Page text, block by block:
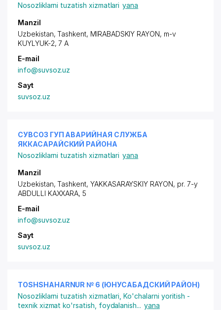
Nosozliklarni tuzatish xizmatlari yana
Manzil
Uzbekistan, Tashkent, MIRABADSKIY RAYON, m-v
KUYLYUK-2, 7 A
E-mail
info@suvsoz.uz
Sayt
suvsoz.uz
СУВСОЗ ГУП АВАРИЙНАЯ СЛУЖБА
ЯККАСАРАЙСКИЙ РАЙОНА
Nosozliklarni tuzatish xizmatlari yana
Manzil
Uzbekistan, Tashkent, YAKKASARAYSKIY RAYON, pr. 7-y
ABDULLI KAXXARA, 5
E-mail
info@suvsoz.uz
Sayt
suvsoz.uz
TOSHSHAHARNUR № 6 (ЮНУСАБАДСКИЙ РАЙОН)
Nosozliklarni tuzatish xizmatlari ,Ko'chalarni yoritish -
texnik xizmat ko'rsatish, foydalanish... yana